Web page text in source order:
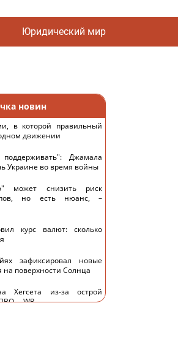
Юридический мир
новин
в которой правильный
движении
Джамала
Украине во время войны
может снизить риск
но есть нюанс, –
курс валют: сколько
зафиксировал новые
на поверхности Солнца
Хегсета из-за острой
– WP